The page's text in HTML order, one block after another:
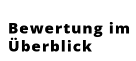
Bewertung im
Überblick